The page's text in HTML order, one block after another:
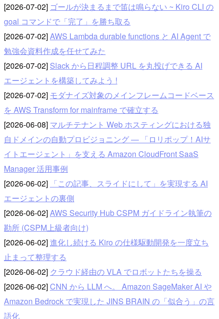
[2026-07-02] ゴールが決まるまで笛は鳴らない ~ Kiro CLI の
goal コマンドで「完了」を勝ち取る
[2026-07-02]AWS Lambda durable functions と AI Agent で
勉強会資料作成を任せてみた
[2026-07-02] Slack から日程調整 URL を丸投げできる AI
エージェントを構築してみよう !
[2026-07-02] モダナイズ対象のメインフレームコードベース
を AWS Transform for mainframe で確立する
[2026-06-08] マルチテナント Web ホスティングにおける独
自ドメインの自動プロビジョニング — 「ロリポップ！AIサ
イトエージェント」を支える Amazon CloudFront SaaS
Manager 活用事例
[2026-06-02] 「この記事、スライドにして」を実現する AI
エージェントの裏側
[2026-06-02]AWS Security Hub CSPM ガイドライン執筆の
勘所 (CSPM上級者向け)
[2026-06-02]進化し続ける Kiro の仕様駆動開発を一度立ち
止まって整理する
[2026-06-02] クラウド経由の VLA でロボットたちを操る
[2026-06-02]CNN から LLM へ。 Amazon SageMaker AI や
Amazon Bedrock で実現した JINS BRAIN の「似合う」の言
語化